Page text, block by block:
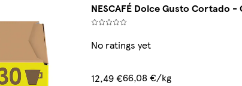
NESCAFÉ Dolce Gusto Cortado
No ratings yet
12,49 €66,08 €/kg